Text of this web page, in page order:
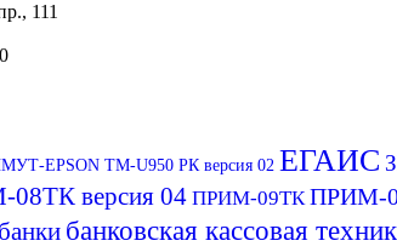
111
EPSON ТМ-U950 РК версия 02 ЕГАИС
версия 04 ПРИМ-09ТК ПРИМ-
банки банковская кассовая